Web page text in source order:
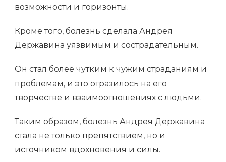
возможности и горизонты.
Кроме того, болезнь сделала Андрея
Державина уязвимым и сострадательным.
Он стал более чутким к чужим страданиям и
проблемам, и это отразилось на его
творчестве и взаимоотношениях с людьми.
Таким образом, болезнь Андрея Державина
стала не только препятствием, но и
источником вдохновения и силы.